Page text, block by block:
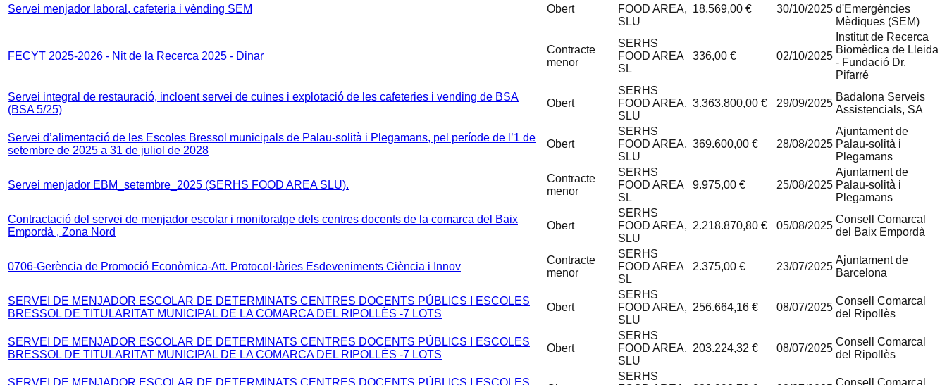
Servei menjador laboral, cafeteria i vènding SEM Obert
FOOD AREA,
SLU
18.569,00 € 30/10/2025 d'Emergències
Mèdiques (SEM)
FECYT 2025-2026 - Nit de la Recerca 2025 - Dinar
Contracte
menor
SERHS
FOOD AREA
SL
336,00 € 02/10/2025
Institut de Recerca
Biomèdica de Lleida
- Fundació Dr.
Pifarré
Servei integral de restauració, incloent servei de cuines i explotació de les cafeteries i vending de BSA
(BSA 5/25)
Obert
SERHS
FOOD AREA,
SLU
3.363.800,00 € 29/09/2025
Badalona Serveis
Assistencials, SA
Servei d’alimentació de les Escoles Bressol municipals de Palau-solità i Plegamans, pel període de l’1 de
setembre de 2025 a 31 de juliol de 2028
Obert
SERHS
FOOD AREA,
SLU
369.600,00 € 28/08/2025
Ajuntament de
Palau-solità i
Plegamans
Servei menjador EBM_setembre_2025 (SERHS FOOD AREA SLU).
Contracte
menor
SERHS
FOOD AREA
SL
9.975,00 € 25/08/2025
Ajuntament de
Palau-solità i
Plegamans
Contractació del servei de menjador escolar i monitoratge dels centres docents de la comarca del Baix
Empordà , Zona Nord
Obert
SERHS
FOOD AREA,
SLU
2.218.870,80 € 05/08/2025
Consell Comarcal
del Baix Empordà
0706-Gerència de Promoció Econòmica-Att. Protocol·làries Esdeveniments Ciència i Innov
Contracte
menor
SERHS
FOOD AREA
SL
2.375,00 € 23/07/2025
Ajuntament de
Barcelona
SERVEI DE MENJADOR ESCOLAR DE DETERMINATS CENTRES DOCENTS PÚBLICS I ESCOLES
BRESSOL DE TITULARITAT MUNICIPAL DE LA COMARCA DEL RIPOLLÈS -7 LOTS
Obert
SERHS
FOOD AREA,
SLU
256.664,16 € 08/07/2025
Consell Comarcal
del Ripollès
SERVEI DE MENJADOR ESCOLAR DE DETERMINATS CENTRES DOCENTS PÚBLICS I ESCOLES
BRESSOL DE TITULARITAT MUNICIPAL DE LA COMARCA DEL RIPOLLÈS -7 LOTS
Obert
SERHS
FOOD AREA,
SLU
203.224,32 € 08/07/2025
Consell Comarcal
del Ripollès
SERHS